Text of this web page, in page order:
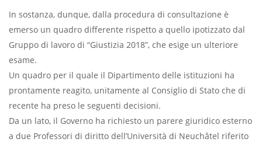
In sostanza, dunque, dalla procedura di consultazione è
emerso un quadro differente rispetto a quello ipotizzato dal
Gruppo di lavoro di “Giustizia 2018”, che esige un ulteriore
esame.
Un quadro per il quale il Dipartimento delle istituzioni ha
prontamente reagito, unitamente al Consiglio di Stato che di
recente ha preso le seguenti decisioni.
Da un lato, il Governo ha richiesto un parere giuridico esterno
a due Professori di diritto dell’Università di Neuchâtel riferito